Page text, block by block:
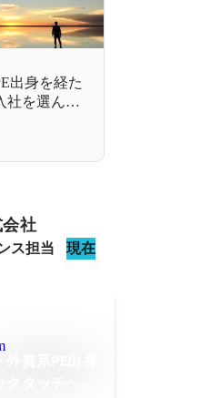
出身を経た
社を選んだ
社
ス担当 現在